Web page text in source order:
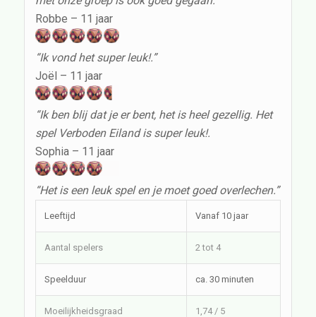
Robbe – 11 jaar
“Ik vond het super leuk!.”
Joël – 11 jaar
“Ik ben blij dat je er bent, het is heel gezellig. Het
spel Verboden Eiland is super leuk!.
Sophia – 11 jaar
“Het is een leuk spel en je moet goed overlechen.”
Leeftijd Vanaf 10 jaar
Aantal spelers 2 tot 4
Speelduur ca. 30 minuten
Moeilijkheidsgraad 1,74 / 5